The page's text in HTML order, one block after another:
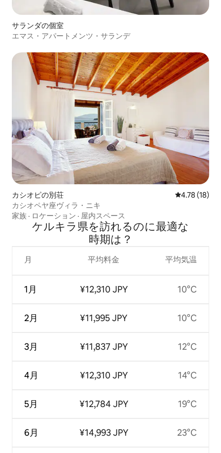
サランダの個室
エマス・アパートメンツ・サランデ
カシオピの別荘 レビュー18
4.78 (18)
カシオペヤ座ヴィラ・ニキ
家族 · ロケーション · 屋内スペース
ケルキラ県を訪⁠れ⁠るの⁠に最⁠適⁠な
時⁠期⁠は⁠？
月
1月
2月
3月
4月
5月
6月
平均料金
¥12,310 JPY
¥11,995 JPY
¥11,837 JPY
¥12,310 JPY
¥12,784 JPY
¥14,993 JPY
平均気温
10°C
10°C
12°C
14°C
19°C
23°C